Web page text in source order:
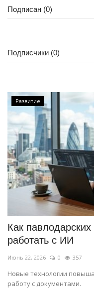
Подписан (0)
Подписчики (0)
Развитие
Как
работать с ИИ
Июнь 22, 2026 0 357
Новые технологии
работу с документами.